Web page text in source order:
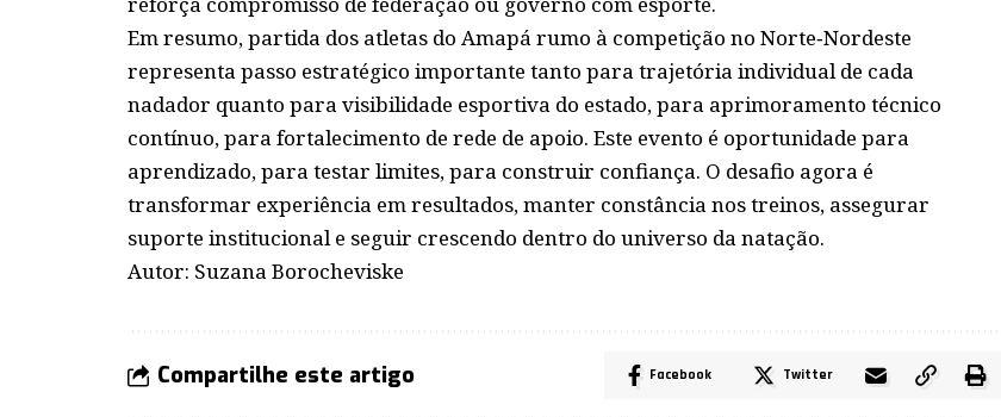
Em resumo, partida dos atletas do Amapá rumo à competição no Norte‑Nordeste
representa passo estratégico importante tanto para trajetória individual de cada
nadador quanto para visibilidade esportiva do estado, para aprimoramento técnico
contínuo, para fortalecimento de rede de apoio. Este evento é oportunidade para
aprendizado, para testar limites, para construir confiança. O desafio agora é
transformar experiência em resultados, manter constância nos treinos, assegurar
suporte institucional e seguir crescendo dentro do universo da natação.
Autor: Suzana Borocheviske
Compartilhe este artigo Facebook Twitter